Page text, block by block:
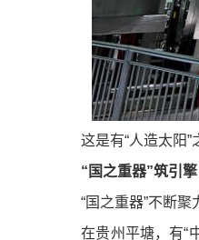
这是有“人造太阳”
“国之重器”筑引擎
“国之重器”不断聚
在贵州平塘，有“中